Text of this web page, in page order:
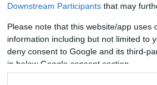
Downstream Participants that may
Please note that this website/app
information including but not limited to
deny consent to Google and its third-
in below Google consent section.
Σχόλια